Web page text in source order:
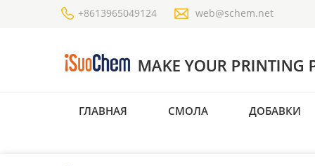
+8613965049124 web@schem.net
ГЛАВНАЯ СМОЛА ДОБАВКИ